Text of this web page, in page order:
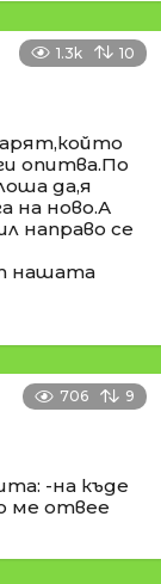
1.3k 10
опитва.По
да,я
на ново.А
направо се
нашата
706 9
-на къде
ме отвее